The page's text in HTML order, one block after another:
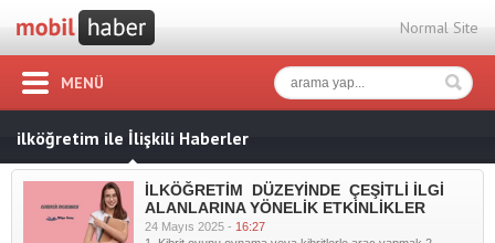
Normal Site
MENÜ
ilköğretim ile İlişkili Haberler
İLKÖĞRETİM DÜZEYİNDE ÇEŞİTLİ İLGİ
ALANLARINA YÖNELİK ETKİNLİKLER
24 Mayıs 2025 - 16:27